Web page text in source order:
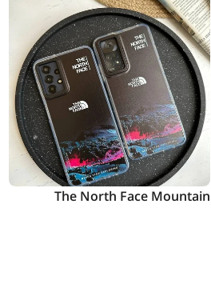
The North Face Mountain